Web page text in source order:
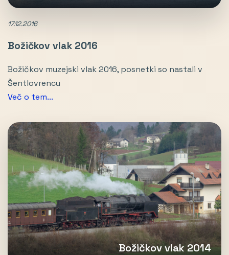
17.12.2016
Božičkov vlak 2016
Božičkov muzejski vlak 2016, posnetki so nastali v
Šentlovrencu
Več o tem...
Božičkov vlak 2014